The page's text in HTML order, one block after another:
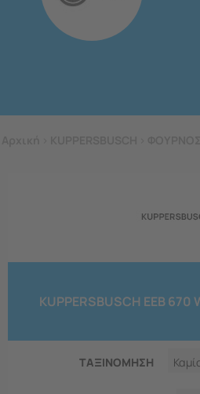
KUPPERSBUSCH EEB 670
ΤΑΞΙΝΟΜΗΣΗ